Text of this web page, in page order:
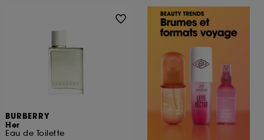
BURBERRY
Her
Eau de Toilette